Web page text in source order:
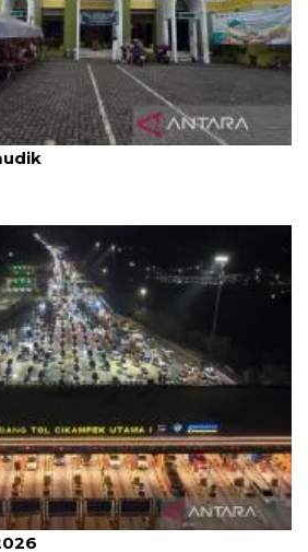
orang manfaatkan layanan
responden puas dengan